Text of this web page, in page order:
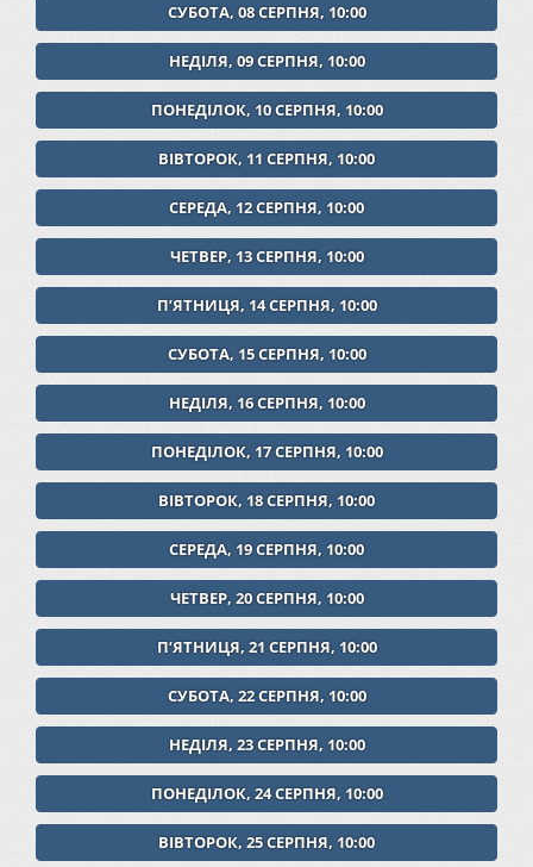
СУБОТА, 08 СЕРПНЯ, 10:00
НЕДІЛЯ, 09 СЕРПНЯ, 10:00
ПОНЕДІЛОК, 10 СЕРПНЯ, 10:00
ВІВТОРОК, 11 СЕРПНЯ, 10:00
СЕРЕДА, 12 СЕРПНЯ, 10:00
ЧЕТВЕР, 13 СЕРПНЯ, 10:00
ПʼЯТНИЦЯ, 14 СЕРПНЯ, 10:00
СУБОТА, 15 СЕРПНЯ, 10:00
НЕДІЛЯ, 16 СЕРПНЯ, 10:00
ПОНЕДІЛОК, 17 СЕРПНЯ, 10:00
ВІВТОРОК, 18 СЕРПНЯ, 10:00
СЕРЕДА, 19 СЕРПНЯ, 10:00
ЧЕТВЕР, 20 СЕРПНЯ, 10:00
ПʼЯТНИЦЯ, 21 СЕРПНЯ, 10:00
СУБОТА, 22 СЕРПНЯ, 10:00
НЕДІЛЯ, 23 СЕРПНЯ, 10:00
ПОНЕДІЛОК, 24 СЕРПНЯ, 10:00
ВІВТОРОК, 25 СЕРПНЯ, 10:00